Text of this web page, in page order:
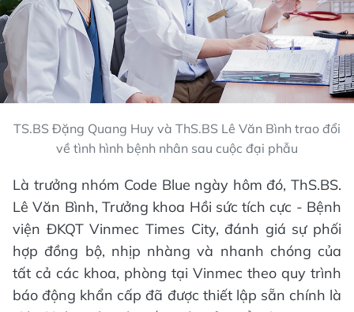
TS.BS Đặng Quang Huy và ThS.BS Lê Văn Bình trao đổi
về tình hình bệnh nhân sau cuộc đại phẫu
Là trưởng nhóm Code Blue ngày hôm đó, ThS.BS.
Lê Văn Bình, Trưởng khoa Hồi sức tích cực - Bệnh
viện ĐKQT Vinmec Times City, đánh giá sự phối
hợp đồng bộ, nhịp nhàng và nhanh chóng của
tất cả các khoa, phòng tại Vinmec theo quy trình
báo động khẩn cấp đã được thiết lập sẵn chính là